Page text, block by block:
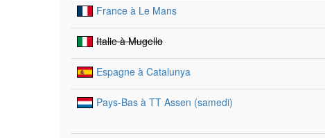
France à Le Mans
Italie à Mugello
Espagne à Catalunya
Pays-Bas à TT Assen (samedi)